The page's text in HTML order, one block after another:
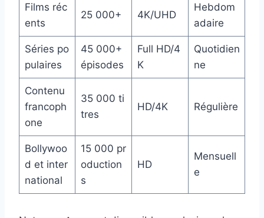
Films réc
ents
25 000+ 4K/UHD
Hebdom
adaire
Séries po
pulaires
45 000+
épisodes
Full HD/4
K
Quotidien
ne
Contenu
francoph
one
35 000 ti
tres
HD/4K Régulière
Bollywoo
d et inter
national
15 000 pr
oduction
s
HD
Mensuell
e